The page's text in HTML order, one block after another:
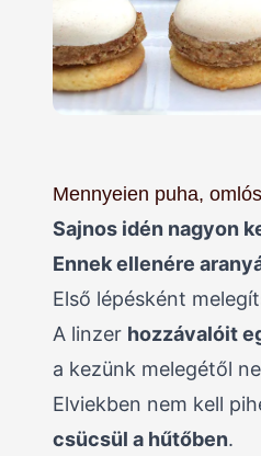
Mennyeien puha,
Sajnos idén nagyon
Ennek ellenére
Első lépésként
A linzer hozzávalóit
a kezünk melegétől
Elviekben nem kell
csücsül a hűtőben.